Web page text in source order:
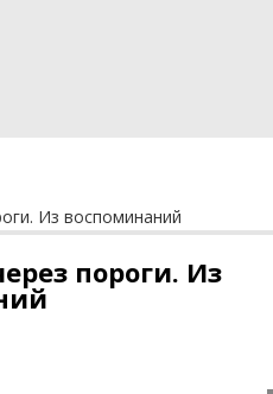
Из воспоминаний
пороги. Из